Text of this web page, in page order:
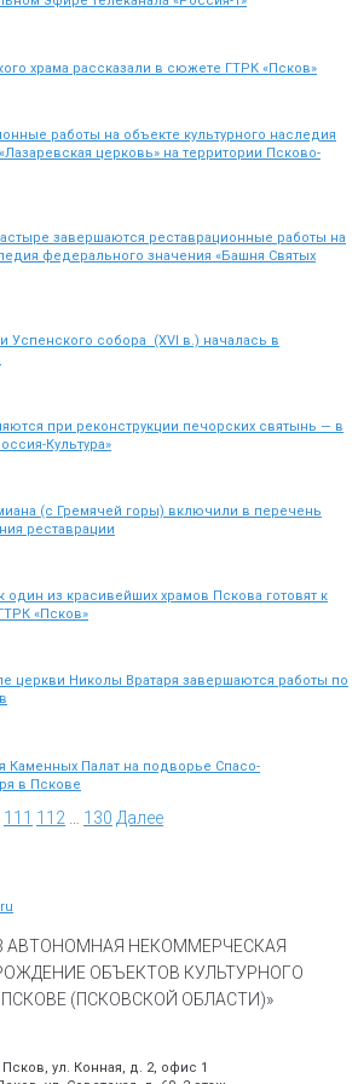
храма рассказали в сюжете ГТРК «Псков»
работы на объекте культурного наследия
церковь» на территории Псково-
завершаются реставрационные работы на
федерального значения «Башня Святых
Успенского собора (XVI в.) началась в
при реконструкции печорских святынь — в
Культура»
(с Гремячей горы) включили в перечень
реставрации
один из красивейших храмов Пскова готовят к
«Псков»
церкви Николы Вратаря завершаются работы по
Каменных Палат на подворье Спасо-
в Пскове
111 112 130 Далее
АВТОНОМНАЯ НЕКОММЕРЧЕСКАЯ
ОБЪЕКТОВ КУЛЬТУРНОГО
(ПСКОВСКОЙ ОБЛАСТИ)»
ул. Конная, д. 2, офис 1